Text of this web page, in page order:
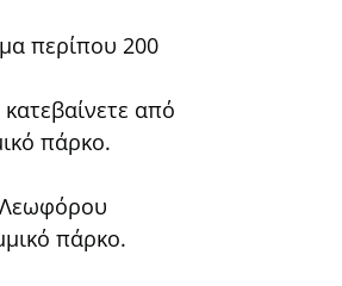
περίπου 200
από
πάρκο.
Λεωφόρου
πάρκο.